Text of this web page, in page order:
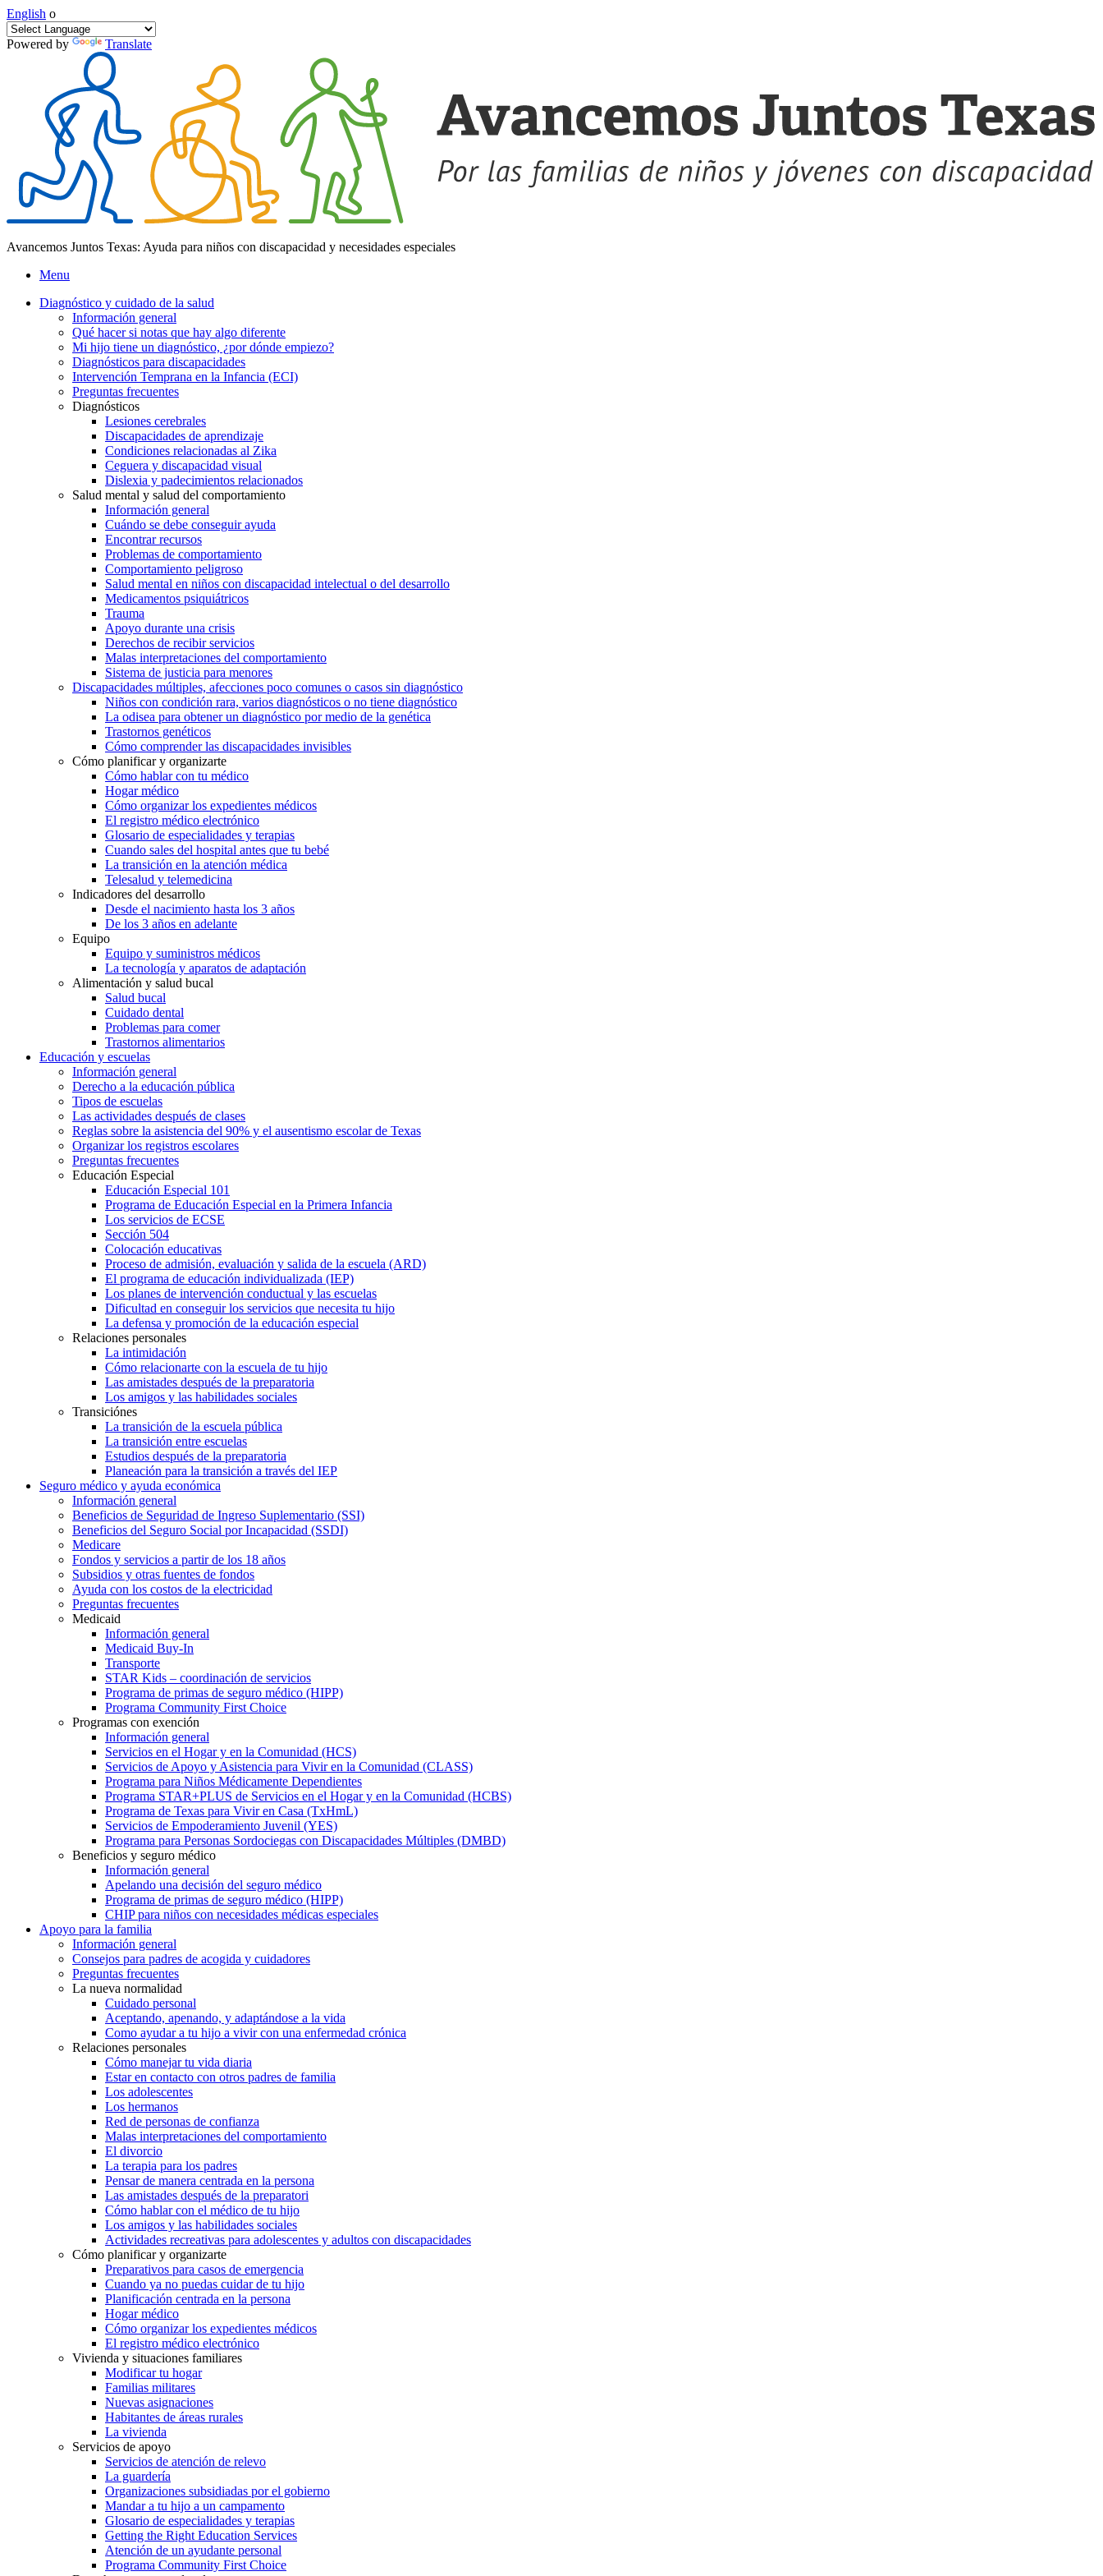
English o
Powered by Translate
Avancemos Juntos Texas: Ayuda para niños con discapacidad y necesidades especiales
Menu
Diagnóstico y cuidado de la salud
Información general
Qué hacer si notas que hay algo diferente
Mi hijo tiene un diagnóstico, ¿por dónde empiezo?
Diagnósticos para discapacidades
Intervención Temprana en la Infancia (ECI)
Preguntas frecuentes
Diagnósticos
Lesiones cerebrales
Discapacidades de aprendizaje
Condiciones relacionadas al Zika
Ceguera y discapacidad visual
Dislexia y padecimientos relacionados
Salud mental y salud del comportamiento
Información general
Cuándo se debe conseguir ayuda
Encontrar recursos
Problemas de comportamiento
Comportamiento peligroso
Salud mental en niños con discapacidad intelectual o del desarrollo
Medicamentos psiquiátricos
Trauma
Apoyo durante una crisis
Derechos de recibir servicios
Malas interpretaciones del comportamiento
Sistema de justicia para menores
Discapacidades múltiples, afecciones poco comunes o casos sin diagnóstico
Niños con condición rara, varios diagnósticos o no tiene diagnóstico
La odisea para obtener un diagnóstico por medio de la genética
Trastornos genéticos
Cómo comprender las discapacidades invisibles
Cómo planificar y organizarte
Cómo hablar con tu médico
Hogar médico
Cómo organizar los expedientes médicos
El registro médico electrónico
Glosario de especialidades y terapias
Cuando sales del hospital antes que tu bebé
La transición en la atención médica
Telesalud y telemedicina
Indicadores del desarrollo
Desde el nacimiento hasta los 3 años
De los 3 años en adelante
Equipo
Equipo y suministros médicos
La tecnología y aparatos de adaptación
Alimentación y salud bucal
Salud bucal
Cuidado dental
Problemas para comer
Trastornos alimentarios
Educación y escuelas
Información general
Derecho a la educación pública
Tipos de escuelas
Las actividades después de clases
Reglas sobre la asistencia del 90% y el ausentismo escolar de Texas
Organizar los registros escolares
Preguntas frecuentes
Educación Especial
Educación Especial 101
Programa de Educación Especial en la Primera Infancia
Los servicios de ECSE
Sección 504
Colocación educativas
Proceso de admisión, evaluación y salida de la escuela (ARD)
El programa de educación individualizada (IEP)
Los planes de intervención conductual y las escuelas
Dificultad en conseguir los servicios que necesita tu hijo
La defensa y promoción de la educación especial
Relaciones personales
La intimidación
Cómo relacionarte con la escuela de tu hijo
Las amistades después de la preparatoria
Los amigos y las habilidades sociales
Transiciónes
La transición de la escuela pública
La transición entre escuelas
Estudios después de la preparatoria
Planeación para la transición a través del IEP
Seguro médico y ayuda económica
Información general
Beneficios de Seguridad de Ingreso Suplementario (SSI)
Beneficios del Seguro Social por Incapacidad (SSDI)
Medicare
Fondos y servicios a partir de los 18 años
Subsidios y otras fuentes de fondos
Ayuda con los costos de la electricidad
Preguntas frecuentes
Medicaid
Información general
Medicaid Buy-In
Transporte
STAR Kids – coordinación de servicios
Programa de primas de seguro médico (HIPP)
Programa Community First Choice
Programas con exención
Información general
Servicios en el Hogar y en la Comunidad (HCS)
Servicios de Apoyo y Asistencia para Vivir en la Comunidad (CLASS)
Programa para Niños Médicamente Dependientes
Programa STAR+PLUS de Servicios en el Hogar y en la Comunidad (HCBS)
Programa de Texas para Vivir en Casa (TxHmL)
Servicios de Empoderamiento Juvenil (YES)
Programa para Personas Sordociegas con Discapacidades Múltiples (DMBD)
Beneficios y seguro médico
Información general
Apelando una decisión del seguro médico
Programa de primas de seguro médico (HIPP)
CHIP para niños con necesidades médicas especiales
Apoyo para la familia
Información general
Consejos para padres de acogida y cuidadores
Preguntas frecuentes
La nueva normalidad
Cuidado personal
Aceptando, apenando, y adaptándose a la vida
Como ayudar a tu hijo a vivir con una enfermedad crónica
Relaciones personales
Cómo manejar tu vida diaria
Estar en contacto con otros padres de familia
Los adolescentes
Los hermanos
Red de personas de confianza
Malas interpretaciones del comportamiento
El divorcio
La terapia para los padres
Pensar de manera centrada en la persona
Las amistades después de la preparatori
Cómo hablar con el médico de tu hijo
Los amigos y las habilidades sociales
Actividades recreativas para adolescentes y adultos con discapacidades
Cómo planificar y organizarte
Preparativos para casos de emergencia
Cuando ya no puedas cuidar de tu hijo
Planificación centrada en la persona
Hogar médico
Cómo organizar los expedientes médicos
El registro médico electrónico
Vivienda y situaciones familiares
Modificar tu hogar
Familias militares
Nuevas asignaciones
Habitantes de áreas rurales
La vivienda
Servicios de apoyo
Servicios de atención de relevo
La guardería
Organizaciones subsidiadas por el gobierno
Mandar a tu hijo a un campamento
Glosario de especialidades y terapias
Getting the Right Education Services
Atención de un ayudante personal
Programa Community First Choice